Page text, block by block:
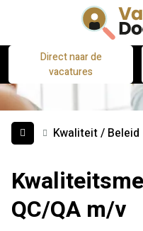
Direct naar de
vacatures
Kwaliteit / Beleid
QC/QA m/v